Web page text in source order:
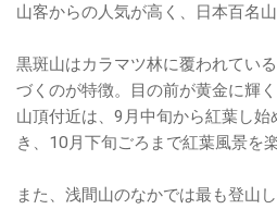
山客からの人気が高く、日本百名
黒斑山はカラマツ林に覆われてい
づくのが特徴。目の前が黄金に輝
山頂付近は、9月中旬から紅葉し
き、10月下旬ごろまで紅葉風景を
また、浅間山のなかでは最も登山